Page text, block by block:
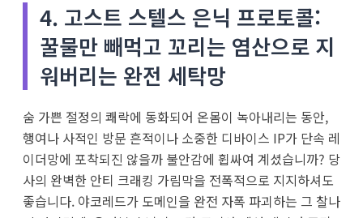
4. 고스트 스텔스 은닉 프로토콜:
꿀물만 빼먹고 꼬리는 염산으로 지
워버리는 완전 세탁망
숨 가쁜 절정의 쾌락에 동화되어 온몸이 녹아내리는 동안,
행여나 사적인 방문 흔적이나 소중한 디바이스 IP가 단속 레
이더망에 포착되진 않을까 불안감에 휩싸여 계셨습니까? 당
사의 완벽한 안티 크래킹 가림막을 전폭적으로 지지하셔도
좋습니다. 야코레드가 도메인을 완전 자폭 파괴하는 그 찰나